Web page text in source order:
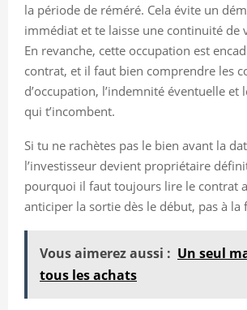
la période de réméré. Cela évite un
immédiat et te laisse une continuité de
En revanche, cette occupation est
contrat, et il faut bien comprendre les
d’occupation, l’indemnité éventuelle et
qui t’incombent.
Si tu ne rachètes pas le bien avant la
l’investisseur devient propriétaire
pourquoi il faut toujours lire le contrat
anticiper la sortie dès le début, pas à la
Vous aimerez aussi : Un seul
tous les achats